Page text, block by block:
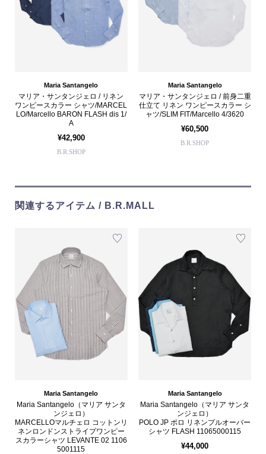
Maria Santangelo
マリア・サンタンジェロ / リネン
ワンピースカラー シャツ/MARCEL
LO/Marcello BARON FLASH dis 1/
A
¥42,900
B.R.SHOP
Maria Santangelo
マリア・サンタンジェロ / 前身二重
仕立て リネン ワンピースカラー シ
ャツ/SLIM FIT/Marcello 4/3620
¥60,500
B.R.SHOP
関連するアイテム / B.R.MALL
Maria Santangelo
Maria Santangelo（マリア サンタ
ンジェロ）
MARCELLOマルチェロ コットンリ
ネンロンドンストライプワンピー
スカラーシャツ LEVANTE 02 1106
5001115
Maria Santangelo
Maria Santangelo（マリア サンタ
ンジェロ）
POLO JP ポロ リネンプルオーバー
シャツ FLASH 11065000115
¥44,000